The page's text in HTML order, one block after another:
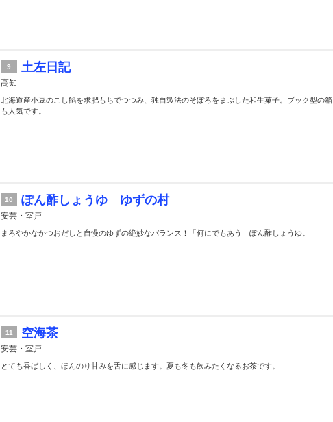
9 土左日記
高知
北海道産小豆のこし餡を求肥もちでつつみ、独自製法のそぼろをまぶした和生菓子。ブック型の箱
も人気です。
10 ぽん酢しょうゆ ゆずの村
安芸・室戸
まろやかなかつおだしと自慢のゆずの絶妙なバランス！「何にでもあう」ぽん酢しょうゆ。
11 空海茶
安芸・室戸
とても香ばしく、ほんのり甘みを舌に感じます。夏も冬も飲みたくなるお茶です。